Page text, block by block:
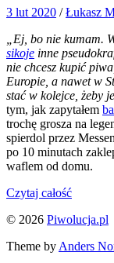
3 lut 2020 /Łukasz
„Ej, bo nie kumam.
sikoje inne
nie chcesz kupić
Europie, a nawet w
stać w kolejce, żeby
tym, jak zapytałem
trochę grosza na
spierdol przez
po 10 minutach
waflem od domu.
Czytaj całość
© 2026 Piwolucja.pl
Theme by Anders